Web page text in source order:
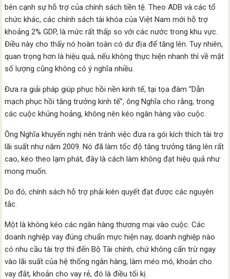
bên cạnh sự hỗ trợ của chính sách tiền tệ. Theo ADB và các tổ
chức khác, các chính sách tài khóa của Việt Nam mới hỗ trợ
khoảng 2% GDP, là mức rất thấp so với các nước trong khu vực.
Điều này cho thấy nó hoàn toàn có dư địa để tăng lên. Tuy nhiên,
quan trọng hơn là hiệu quả, nếu không thực hiện nhanh thì về mặt
số lượng cũng không có ý nghĩa nhiều.
Đưa ra giải pháp giúp phục hồi nền kinh tế, tại tọa đàm “Dẫn
mạch phục hồi tăng trưởng kinh tế”, ông Nghĩa cho rằng, trong
các cuộc khủng hoảng, không nên kéo ngân hàng vào cuộc.
Ông Nghĩa khuyến nghị nên tránh việc đưa ra gói kích thích tài trợ
lãi suất như năm 2009. Nó đã làm tốc độ tăng trưởng tăng lên rất
cao, kéo theo lạm phát, đây là cách làm không đạt hiệu quả như
mong muốn.
Do đó, chính sách hỗ trợ phải kiên quyết đạt được các nguyên
tắc.
Một là không kéo các ngân hàng thương mại vào cuộc. Các
doanh nghiệp vay đúng chuẩn mực hiện nay, doanh nghiệp nào
có nhu cầu tài trợ thì đến Bộ Tài chính, chứ không cấn trừ ngay
vào lãi suất của hệ thống ngân hàng, làm méo mó, khoản cho
vay đắt, khoản cho vay rẻ, đó là điều tối kị.